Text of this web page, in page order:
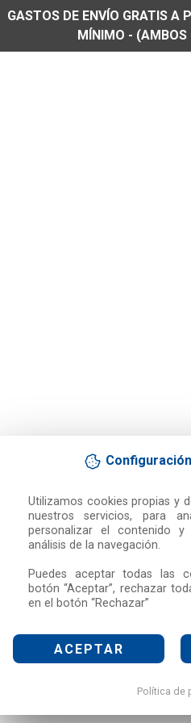
Utilizamos cookies propias y
nuestros servicios, para
personalizar el contenido y
análisis de la navegación.
Puedes aceptar todas las
botón “Aceptar”, rechazar
en el botón “Rechazar”
ACEPTAR
Política de
GASTOS DE ENVÍO GRATIS A
MÍNIMO - (AMBOS